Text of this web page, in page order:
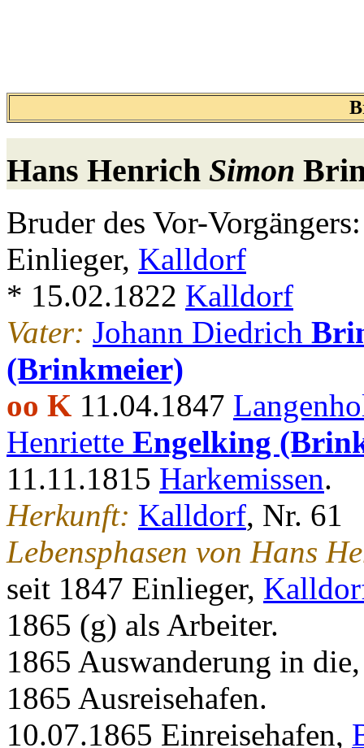
Hans Henrich Simon
Bruder des Vor-Vorgängers:
Einlieger, Kalldorf
* 15.02.1822 Kalldorf
Vater: Johann Diedrich
(Brinkmeier)
oo K 11.04.1847
Henriette Engelking
11.11.1815 Harkemissen.
Herkunft: Kalldorf, Nr. 61
Lebensphasen von Hans
seit 1847 Einlieger,
1865 (g) als Arbeiter.
1865 Auswanderung in
1865 Ausreisehafen.
10.07.1865 Einreisehafen,